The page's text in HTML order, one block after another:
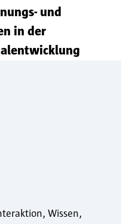
und
in der
Wissen